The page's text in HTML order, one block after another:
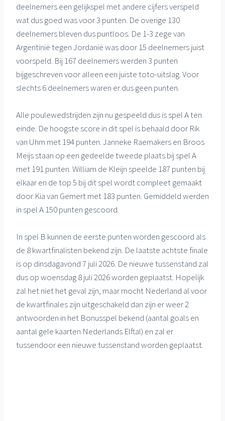
deelnemers een gelijkspel met andere cijfers verspeld
wat dus goed was voor 3 punten. De overige 130
deelnemers bleven dus puntloos. De 1-3 zege van
Argentinië tegen Jordanië was door 15 deelnemers juist
voorspeld. Bij 167 deelnemers werden 3 punten
bijgeschreven voor alleen een juiste toto-uitslag. Voor
slechts 6 deelnemers waren er dus geen punten.
Alle poulewedstrijden zijn nu gespeeld dus is spel A ten
einde. De hoogste score in dit spel is behaald door Rik
van Uhm met 194 punten. Janneke Raemakers en Broos
Meijs staan op een gedeelde tweede plaats bij spel A
met 191 punten. William de Kleijn speelde 187 punten bij
elkaar en de top 5 bij dit spel wordt compleet gemaakt
door Kia van Gemert met 183 punten. Gemiddeld werden
in spel A 150 punten gescoord.
In spel B kunnen de eerste punten worden gescoord als
de 8 kwartfinalisten bekend zijn. De laatste achtste finale
is op dinsdagavond 7 juli 2026. De nieuwe tussenstand zal
dus op woensdag 8 juli 2026 worden geplaatst. Hopelijk
zal het niet het geval zijn, maar mocht Nederland al voor
de kwartfinales zijn uitgeschakeld dan zijn er weer 2
antwoorden in het Bonusspel bekend (aantal goals en
aantal gele kaarten Nederlands Elftal) en zal er
tussendoor een nieuwe tussenstand worden geplaatst.